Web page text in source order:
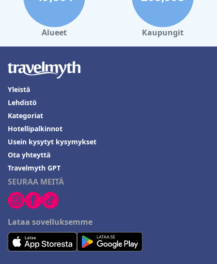
erityismainintoja saavat yksilöt, jotka tarjoavat esimerkillistä
palvelua. Satunnaisista kielimuureista huolimatta
henkilökunnan kielitaito parantaa yleistä asiakaskokemusta.
Ilmainen WiFi on käytettävissä kaikkialla hotellissa, ja useimmat
vieraat pitävät internetyhteyttä luotettavana ja nopeana, vaikka
nopeuksien kanssa tietyillä alueilla.
Melas Hotel Istanbul
puhtaudesta, palveluvalikoimasta ja rentouttavasta ilmapiiristä.
Vaikka ajoittaisia ongelmia lämpötilan ja hallinnon kanssa
mainitaan, yleinen kokemus on positiivinen, ja ammattitaitoinen
henkilökunta saa kiitosta.
Hotellin kuntosalitilat saavat vaihtelevia arvosteluja, ne ovat
moderneja ja riittävästi varustettuja perusharjoitteluun,
vaikkakin kooltaan ja varusteiltaan rajalliset intensiivisempään
harjoitteluun. Spa- ja uima-allastilojen sisällyttäminen täydentää
hyvin kuntoilupalveluita tarjoten vieraille täydellisen
hyvinvointikokemuksen.
Uima-allas on tunnettu sen siisteydestä ja modernista
suunnittelusta, ja erityistä arvostusta saa sen esteettinen
pienestä koosta ja veden lämpötilasta huolimatta uima-allas
PysäköintiMelas Hotel Istanbulissa on erittäin arvostettua, ja
Alueet Kaupungit
SEURAA MEITÄ
Lataa sovelluksemme
Yleistä
Lehdistö
Kategoriat
Hotellipalkinnot
Usein kysytyt kysymykset
Ota yhteyttä
Travelmyth GPT